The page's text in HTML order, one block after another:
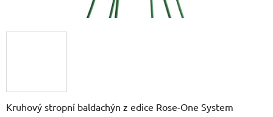
Kruhový stropní baldachýn z edice Rose-One System